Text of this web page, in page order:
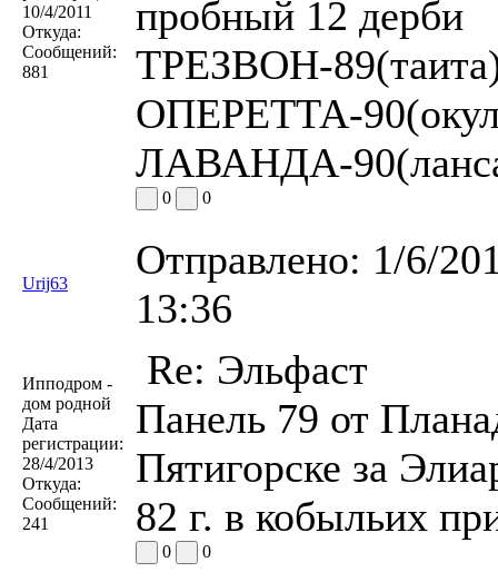
10/4/2011
Откуда:
Сообщений:
881
пробный 12 дерби
ТРЕЗВОН-
ОПЕРЕТТА-
ЛАВАНДА-
0 0
Urij63
Отправлено: 1/6/
13:36
Ипподром -
дом родной
Дата
регистрации:
28/4/2013
Откуда:
Сообщений:
241
Re: Эльфаст
Панель 79 от
Пятигорске за
82 г. в кобыльих
0 0